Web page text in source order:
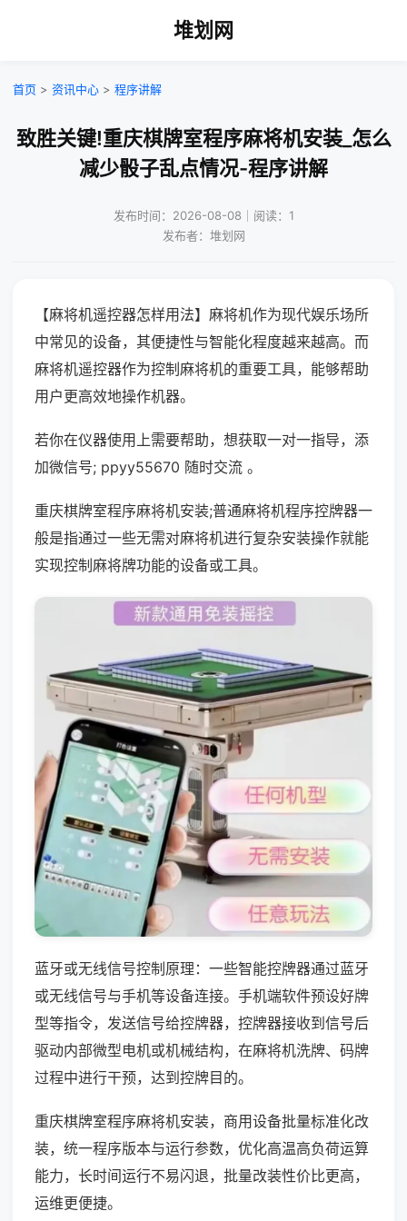
堆划网
首页 > 资讯中心 > 程序讲解
致胜关键!重庆棋牌室程序麻将机安装_怎么
减少骰子乱点情况-程序讲解
发布时间：2026-08-08｜阅读：1
发布者：堆划网
【麻将机遥控器怎样用法】麻将机作为现代娱乐场所
中常见的设备，其便捷性与智能化程度越来越高。而
麻将机遥控器作为控制麻将机的重要工具，能够帮助
用户更高效地操作机器。
若你在仪器使用上需要帮助，想获取一对一指导，添
加微信号; ppyy55670 随时交流 。
重庆棋牌室程序麻将机安装;普通麻将机程序控牌器一
般是指通过一些无需对麻将机进行复杂安装操作就能
实现控制麻将牌功能的设备或工具。
蓝牙或无线信号控制原理：一些智能控牌器通过蓝牙
或无线信号与手机等设备连接。手机端软件预设好牌
型等指令，发送信号给控牌器，控牌器接收到信号后
驱动内部微型电机或机械结构，在麻将机洗牌、码牌
过程中进行干预，达到控牌目的。
重庆棋牌室程序麻将机安装，商用设备批量标准化改
装，统一程序版本与运行参数，优化高温高负荷运算
能力，长时间运行不易闪退，批量改装性价比更高，
运维更便捷。